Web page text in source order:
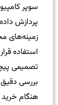
سوپر
پردازش
زمینه‌های
استفاده
تصمیمی
بررسی
هنگام خرید